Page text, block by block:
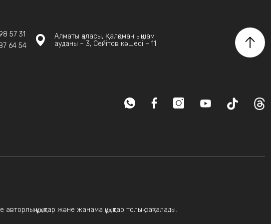
57 31
64 54
Алматы қаласы, Қалқаман ықшам
ауданы – 3, Сейітов көшесі – 11.
құқықтар және жанама құқықтар толық сақталады.